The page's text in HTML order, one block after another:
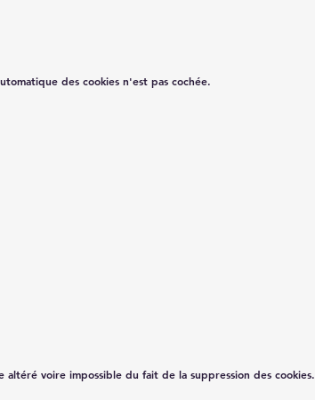
des cookies n'est pas cochée.
altéré voire impossible du fait de la suppression des cookies.